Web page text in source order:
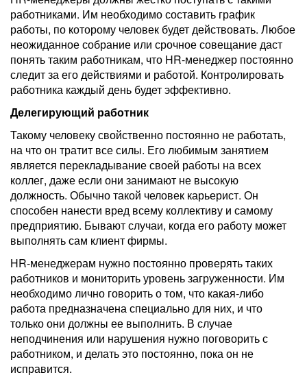
работниками. Им необходимо составить график
работы, по которому человек будет действовать. Любое
неожиданное собрание или срочное совещание даст
понять таким работникам, что HR-менеджер постоянно
следит за его действиями и работой. Контролировать
работника каждый день будет эффективно.
Делегирующий работник
Такому человеку свойственно постоянно не работать,
на что он тратит все силы. Его любимым занятием
является перекладывание своей работы на всех
коллег, даже если они занимают не высокую
должность. Обычно такой человек карьерист. Он
способен нанести вред всему коллективу и самому
предприятию. Бывают случаи, когда его работу может
выполнять сам клиент фирмы.
HR-менеджерам нужно постоянно проверять таких
работников и мониторить уровень загруженности. Им
необходимо лично говорить о том, что какая-либо
работа предназначена специально для них, и что
только они должны ее выполнить. В случае
неподчинения или нарушения нужно поговорить с
работником, и делать это постоянно, пока он не
исправится.